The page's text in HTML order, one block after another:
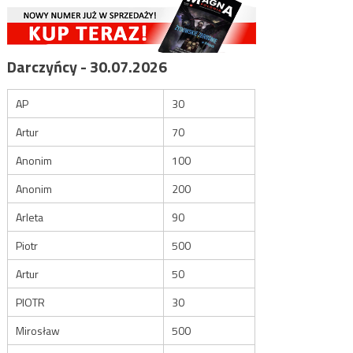
Darczyńcy - 30.07.2026
AP
30
Artur
70
Anonim
100
Anonim
200
Arleta
90
Piotr
500
Artur
50
PIOTR
30
Mirosław
500